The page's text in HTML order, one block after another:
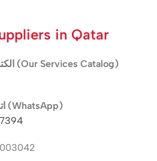
in Qatar
الكتالوج السريع لكل الخدمات (Our Services Catalog)
اتصل بنا فوراً عبر الواتساب (WhatsApp)